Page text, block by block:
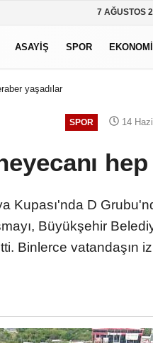
7 AĞUSTOS
ASAYİŞ SPOR EKONOMİ
yaşadılar
SPOR 14
Kupası'nda D
Büyükşehir
Binlerce vatandaşın